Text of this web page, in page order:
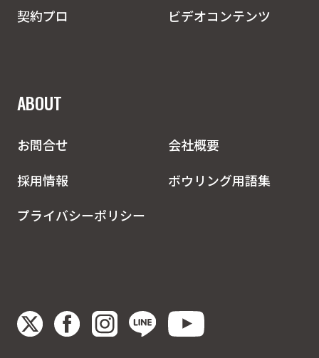
契約プロ
ビデオコンテンツ
ABOUT
お問合せ
会社概要
採用情報
ボウリング用語集
プライバシーポリシー